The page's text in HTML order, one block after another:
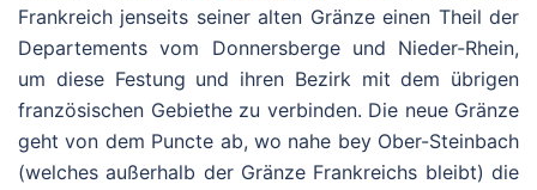
Frankreich jenseits seiner alten Gränze einen Theil der
Departements vom Donnersberge und Nieder-Rhein,
um diese Festung und ihren Bezirk mit dem übrigen
französischen Gebiethe zu verbinden. Die neue Gränze
geht von dem Puncte ab, wo nahe bey Ober-Steinbach
(welches außerhalb der Gränze Frankreichs bleibt) die